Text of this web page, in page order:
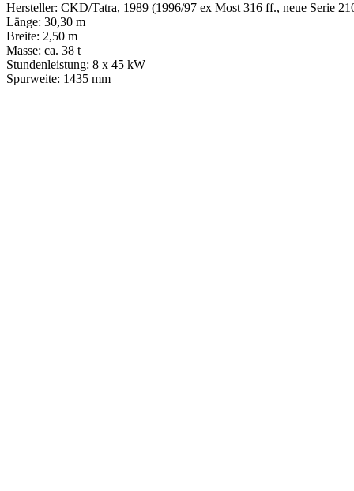
Hersteller: CKD/Tatra, 1989 (1996/97 ex Most 316 ff., neue Serie
Länge: 30,30 m
Breite: 2,50 m
Masse: ca. 38 t
Stundenleistung: 8 x 45 kW
Spurweite: 1435 mm